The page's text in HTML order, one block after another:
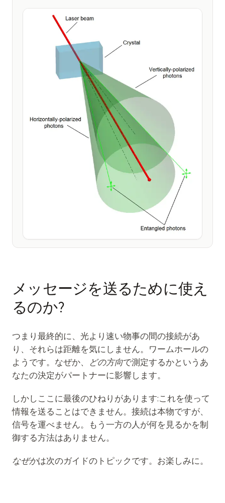
メッセージを送るために使え
るのか?
つまり最終的に、光より速い物事の間の接続があ
り、それらは距離を気にしません。ワームホールの
ようです。なぜか、
どの方向で測定するかというあ
なたの決定がパートナーに影響します。
しかしここに最後のひねりがあります:これを使って
情報を送ることはできません。接続は本物ですが、
信号を運べません。もう一方の人が何を見るかを制
御する方法はありません。
なぜかは次のガイドのトピックです。お楽しみに。